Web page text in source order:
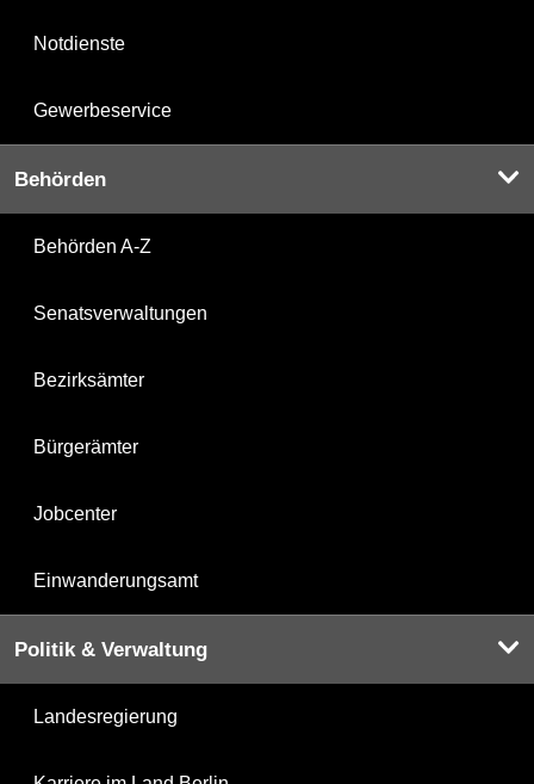
Notdienste
Gewerbeservice
Behörden
Behörden A-Z
Senatsverwaltungen
Bezirksämter
Bürgerämter
Jobcenter
Einwanderungsamt
Politik & Verwaltung
Landesregierung